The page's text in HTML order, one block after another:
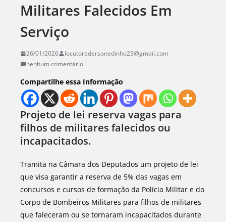
Militares Falecidos Em
Serviço
26/01/2026
locutoredersonedinho23@gmail.com
nenhum comentário
Compartilhe essa Informação
Projeto de lei reserva vagas para
filhos de militares falecidos ou
incapacitados.
Tramita na Câmara dos Deputados um projeto de lei
que visa garantir a reserva de 5% das vagas em
concursos e cursos de formação da Polícia Militar e do
Corpo de Bombeiros Militares para filhos de militares
que faleceram ou se tornaram incapacitados durante